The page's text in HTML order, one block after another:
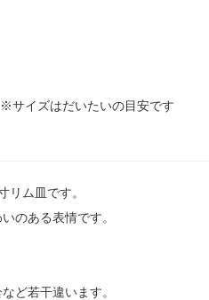
ズはだいたいの目安です
リム皿です。
のある表情です。
ど若干違います。